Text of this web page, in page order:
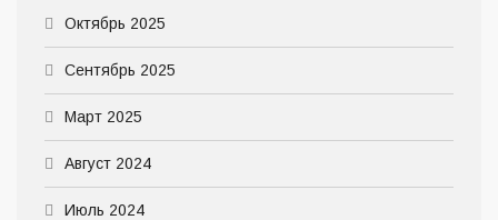
Октябрь 2025
Сентябрь 2025
Март 2025
Август 2024
Июль 2024